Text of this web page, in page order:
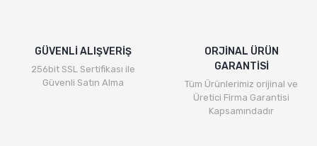
GÜVENLİ ALIŞVERİŞ
256bit SSL Sertifikası ile
Güvenli Satın Alma
ORJİNAL ÜRÜN
GARANTİSİ
Tüm Ürünlerimiz orijinal ve
Üretici Firma Garantisi
Kapsamındadır